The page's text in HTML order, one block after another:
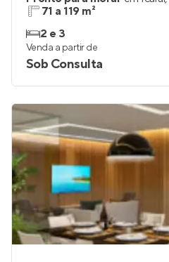
71 a 119 m²
2 e 3
Venda a partir de
Sob Consulta